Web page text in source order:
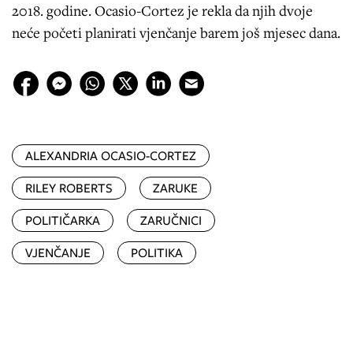
2018. godine. Ocasio-Cortez je rekla da njih dvoje
neće početi planirati vjenčanje barem još mjesec dana.
ALEXANDRIA OCASIO-CORTEZ
RILEY ROBERTS
ZARUKE
POLITIČARKA
ZARUČNICI
VJENČANJE
POLITIKA